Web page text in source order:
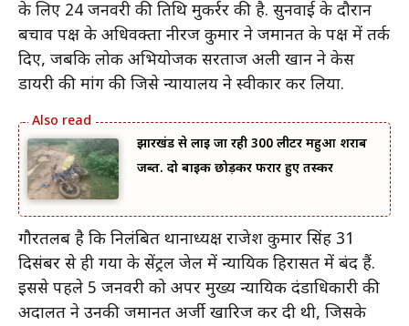
के लिए 24 जनवरी की तिथि मुकर्रर की है. सुनवाई के दौरान
बचाव पक्ष के अधिवक्ता नीरज कुमार ने जमानत के पक्ष में तर्क
दिए, जबकि लोक अभियोजक सरताज अली खान ने केस
डायरी की मांग की जिसे न्यायालय ने स्वीकार कर लिया.
झारखंड से लाई जा रही 300 लीटर महुआ शराब
जब्त. दो बाइक छोड़कर फरार हुए तस्कर
गौरतलब है कि निलंबित थानाध्यक्ष राजेश कुमार सिंह 31
दिसंबर से ही गया के सेंट्रल जेल में न्यायिक हिरासत में बंद हैं.
इससे पहले 5 जनवरी को अपर मुख्य न्यायिक दंडाधिकारी की
अदालत ने उनकी जमानत अर्जी खारिज कर दी थी, जिसके